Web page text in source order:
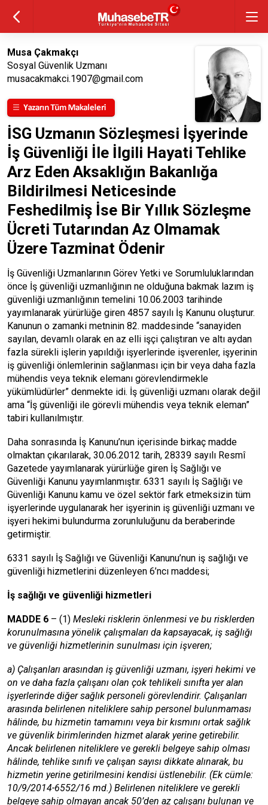
Musa Çakmakçı
Sosyal Güvenlik Uzmanı
musacakmakci.1907@gmail.com
İSG Uzmanın Sözleşmesi İşyerinde
İş Güvenliği İle İlgili Hayati Tehlike
Arz Eden Aksaklığın Bakanlığa
Bildirilmesi Neticesinde
Feshedilmiş İse Bir Yıllık Sözleşme
Ücreti Tutarından Az Olmamak
Üzere Tazminat Ödenir
İş Güvenliği Uzmanlarının Görev Yetki ve Sorumluluklarından
önce İş güvenliği uzmanlığının ne olduğuna bakmak lazım iş
güvenliği uzmanlığının temelini 10.06.2003 tarihinde
yayımlanarak yürürlüğe giren 4857 sayılı İş Kanunu oluşturur.
Kanunun o zamanki metninin 82. maddesinde “sanayiden
sayılan, devamlı olarak en az elli işçi çalıştıran ve altı aydan
fazla sürekli işlerin yapıldığı işyerlerinde işverenler, işyerinin
iş güvenliği önlemlerinin sağlanması için bir veya daha fazla
mühendis veya teknik elemanı görevlendirmekle
yükümlüdürler” denmekte idi. İş güvenliği uzmanı olarak değil
ama “İş güvenliği ile görevli mühendis veya teknik eleman”
tabiri kullanılmıştır.
Daha sonrasında İş Kanunu’nun içerisinde birkaç madde
olmaktan çıkarılarak, 30.06.2012 tarih, 28339 sayılı Resmî
Gazetede yayımlanarak yürürlüğe giren İş Sağlığı ve
Güvenliği Kanunu yayımlanmıştır. 6331 sayılı İş Sağlığı ve
Güvenliği Kanunu kamu ve özel sektör fark etmeksizin tüm
işyerlerinde uygulanarak her işyerinin iş güvenliği uzmanı ve
işyeri hekimi bulundurma zorunluluğunu da beraberinde
getirmiştir.
6331 sayılı İş Sağlığı ve Güvenliği Kanunu’nun iş sağlığı ve
güvenliği hizmetlerini düzenleyen 6’ncı maddesi;
İş sağlığı ve güvenliği hizmetleri
MADDE 6 – (1) Mesleki risklerin önlenmesi ve bu risklerden
korunulmasına yönelik çalışmaları da kapsayacak, iş sağlığı
ve güvenliği hizmetlerinin sunulması için işveren;
a) Çalışanları arasından iş güvenliği uzmanı, işyeri hekimi ve
on ve daha fazla çalışanı olan çok tehlikeli sınıfta yer alan
işyerlerinde diğer sağlık personeli görevlendirir. Çalışanları
arasında belirlenen niteliklere sahip personel bulunmaması
hâlinde, bu hizmetin tamamını veya bir kısmını ortak sağlık
ve güvenlik birimlerinden hizmet alarak yerine getirebilir.
Ancak belirlenen niteliklere ve gerekli belgeye sahip olması
hâlinde, tehlike sınıfı ve çalışan sayısı dikkate alınarak, bu
hizmetin yerine getirilmesini kendisi üstlenebilir. (Ek cümle:
10/9/2014-6552/16 md.) Belirlenen niteliklere ve gerekli
belgeye sahip olmayan ancak 50’den az çalışanı bulunan ve